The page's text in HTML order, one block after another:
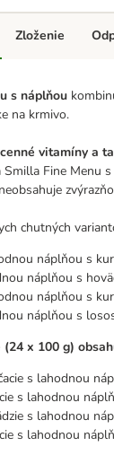
s náplňou
na krmivo.
vitamíny a
Smilla Fine Menu
neobsahuje
chutných
náplňou s
náplňou s
náplňou s
náplňou s
(24 x 100 g)
s lahodnou
s lahodnou
s lahodnou
s lahodnou
Zloženie